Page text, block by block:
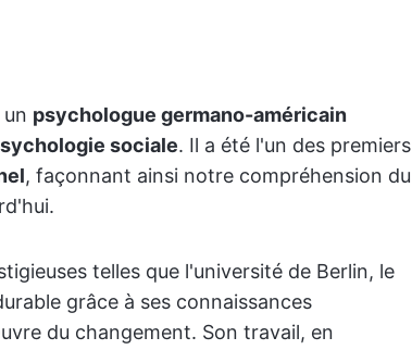
psychologue germano-américain
sociale. Il a été l'un des premiers
, façonnant ainsi notre compréhension du
telles que l'université de Berlin, le
grâce à ses connaissances
du changement. Son travail, en